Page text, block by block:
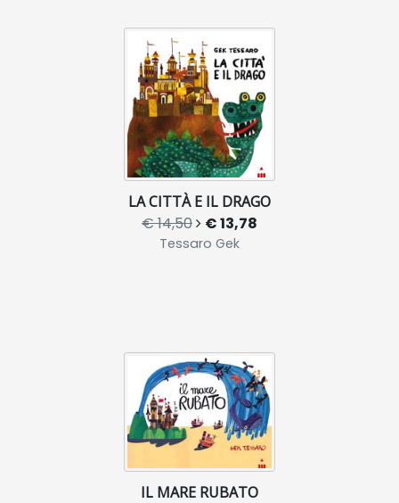
LA CITTÀ E IL DRAGO
€ 14,50 € 13,78
Tessaro Gek
IL MARE RUBATO